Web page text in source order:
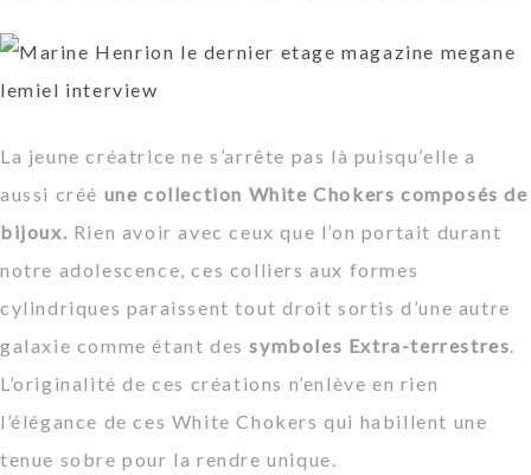
La jeune créatrice ne s’arrête pas là puisqu’elle a
aussi créé une collection White Chokers composés de
bijoux. Rien avoir avec ceux que l’on portait durant
notre adolescence, ces colliers aux formes
cylindriques paraissent tout droit sortis d’une autre
galaxie comme étant dessymboles Extra-terrestres.
L’originalité de ces créations n’enlève en rien
l’élégance de ces White Chokers qui habillent une
tenue sobre pour la rendre unique.